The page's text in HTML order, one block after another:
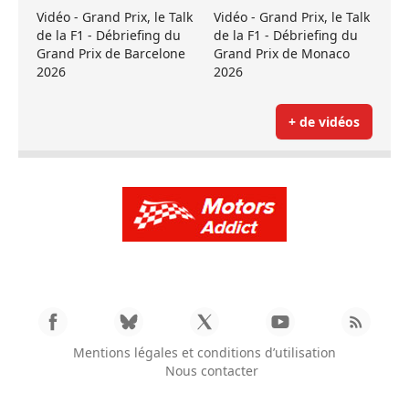
Vidéo - Grand Prix, le Talk
de la F1 - Débriefing du
Grand Prix de Barcelone
2026
Vidéo - Grand Prix, le Talk
de la F1 - Débriefing du
Grand Prix de Monaco
2026
+ de vidéos
Mentions légales et conditions d’utilisation
Nous contacter